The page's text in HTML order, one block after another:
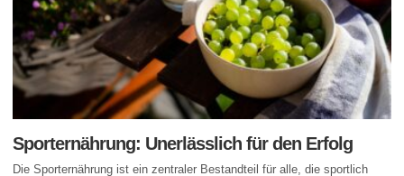
Sporternährung: Unerlässlich für den Erfolg
Die Sporternährung ist ein zentraler Bestandteil für alle, die sportlich